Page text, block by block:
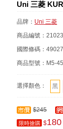
Uni 三菱
品牌： Uni 三菱
商品編號：
國際條碼：
商品型號： M5-
選擇顏色： 黑
$245
限時搶購 $180